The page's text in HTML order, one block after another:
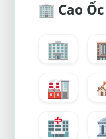
🏢 Cao
🏢
🏭
🏥